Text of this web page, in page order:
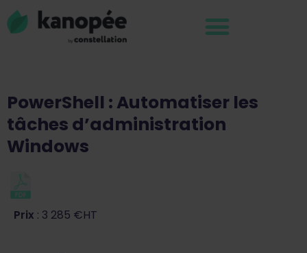
PowerShell : Automatiser les
tâches d’administration
Windows
Prix : 3 285 €HT